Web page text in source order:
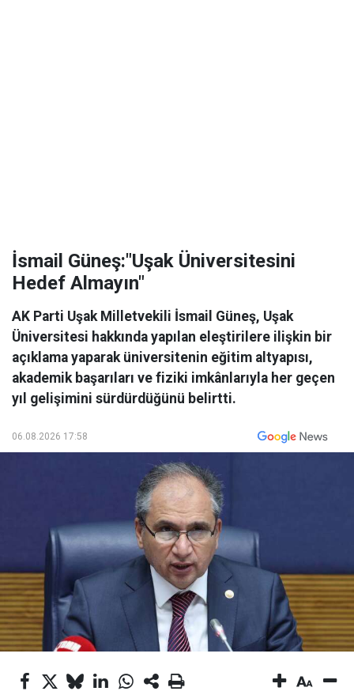
İsmail Güneş:"Uşak Üniversitesini
Hedef Almayın"
AK Parti Uşak Milletvekili İsmail Güneş, Uşak
Üniversitesi hakkında yapılan eleştirilere ilişkin bir
açıklama yaparak üniversitenin eğitim altyapısı,
akademik başarıları ve fiziki imkânlarıyla her geçen
yıl gelişimini sürdürdüğünü belirtti.
06.08.2026 17:58